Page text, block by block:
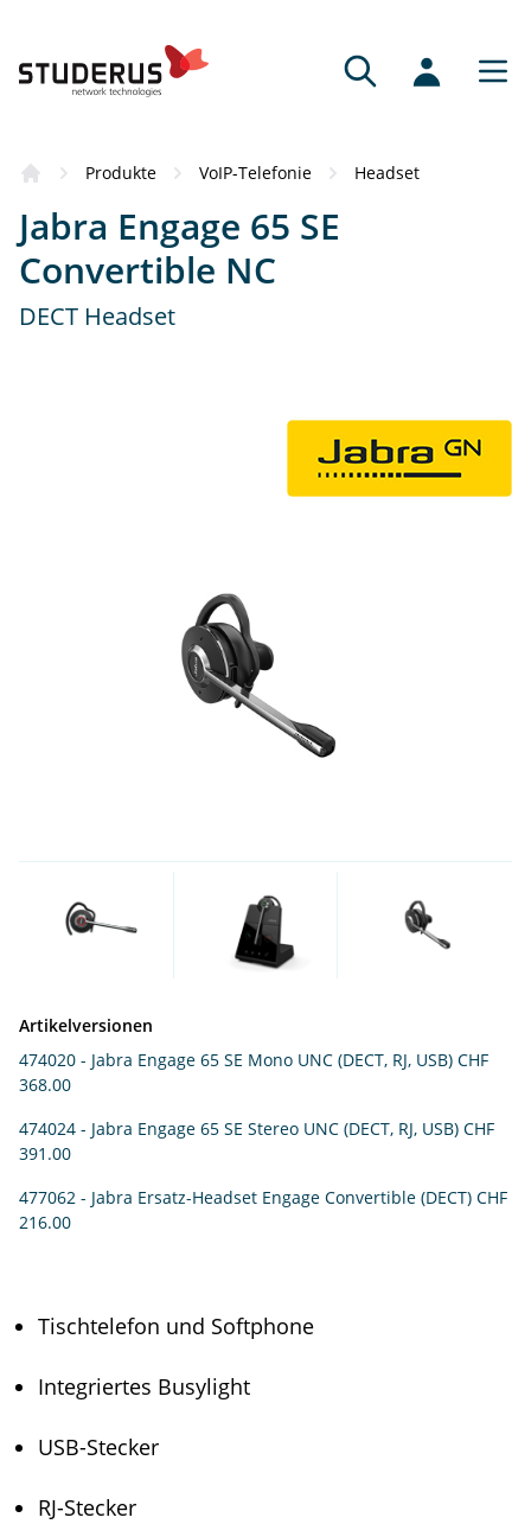
Produkte VoIP-Telefonie Headset
Jabra Engage 65 SE
Convertible NC
DECT Headset
Artikelversionen
474020 - Jabra Engage 65 SE Mono UNC (DECT, RJ, USB) CHF
368.00
474024 - Jabra Engage 65 SE Stereo UNC (DECT, RJ, USB) CHF
391.00
477062 - Jabra Ersatz-Headset Engage Convertible (DECT) CHF
216.00
Tischtelefon und Softphone
Integriertes Busylight
USB-Stecker
RJ-Stecker